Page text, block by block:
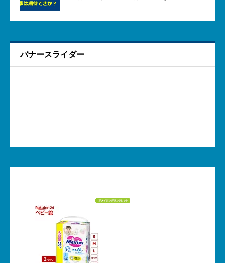
バナースライダー